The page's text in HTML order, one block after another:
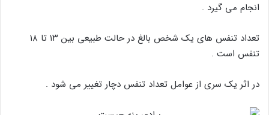
انجام می گیرد .
تعداد تنفس های یک شخص بالغ در حالت طبیعی بین ۱۳ تا ۱۸
تنفس است .
در اثر یک سری از عوامل تعداد تنفس دچار تغییر می شود .